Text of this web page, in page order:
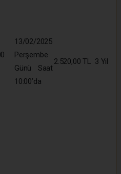
13/02/2025
Perşembe
Günü Saat
10:00’da
2.520,00 TL 3 Yıl